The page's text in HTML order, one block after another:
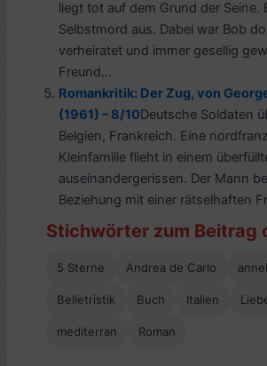
liegt tot auf dem Grund der Seine.
Selbstmord aus. Dabei war Bob
verheiratet und immer gesellig
Freund...
Romankritik: Der Zug, von
(1961) – 8/10Deutsche Soldaten
Belgien, Frankreich. Eine
Kleinfamilie flieht in einem
auseinandergerissen. Der Mann
Beziehung mit einer rätselhaften
Stichwörter zum Beitrag
5 Sterne Andrea de Carlo
Belletristik Buch Italien
mediterran Roman